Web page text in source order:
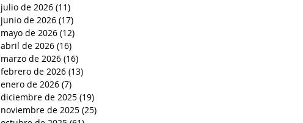
julio de 2026 (11)
junio de 2026 (17)
mayo de 2026 (12)
abril de 2026 (16)
marzo de 2026 (16)
febrero de 2026 (13)
enero de 2026 (7)
diciembre de 2025 (19)
noviembre de 2025 (25)